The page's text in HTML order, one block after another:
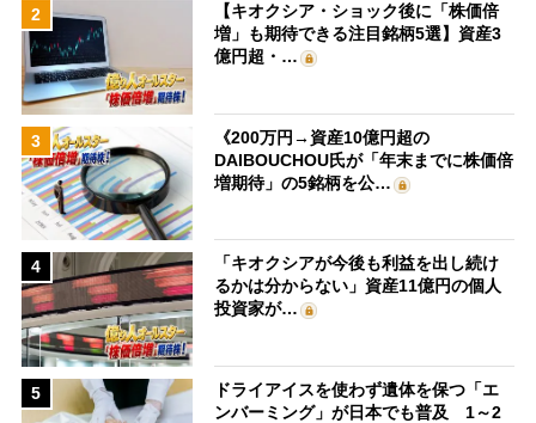
2
【キオクシア・ショック後に「株価倍
増」も期待できる注目銘柄5選】資産3
億円超・…
3
《200万円→資産10億円超の
DAIBOUCHOU氏が「年末までに株価倍
増期待」の5銘柄を公…
4
「キオクシアが今後も利益を出し続け
るかは分からない」資産11億円の個人
投資家が…
5
ドライアイスを使わず遺体を保つ「エ
ンバーミング」が日本でも普及 1～2